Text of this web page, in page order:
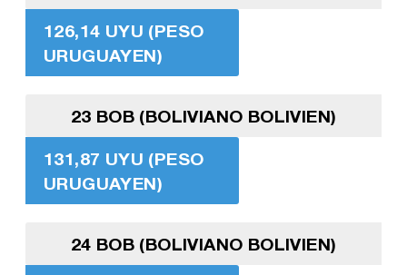
126,14 UYU (PESO
URUGUAYEN)
23 BOB (BOLIVIANO BOLIVIEN)
131,87 UYU (PESO
URUGUAYEN)
24 BOB (BOLIVIANO BOLIVIEN)